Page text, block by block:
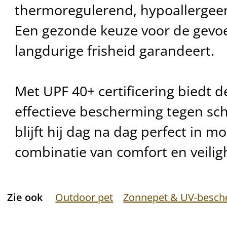
thermoregulerend,
Een gezonde keuze voor de
langdurige frisheid garandeert.
Met UPF 40+ certificering biedt
effectieve bescherming tegen
blijft hij dag na dag perfect in
combinatie van comfort en
Zie ook Outdoor pet Zonnepet & UV-